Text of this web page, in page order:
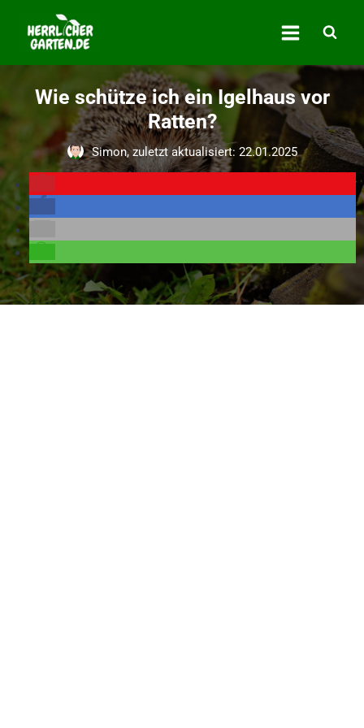
Inhalt
springen
Wie schütze ich ein Igelhaus vor
Ratten?
Simon, zuletzt aktualisiert: 22.01.2025